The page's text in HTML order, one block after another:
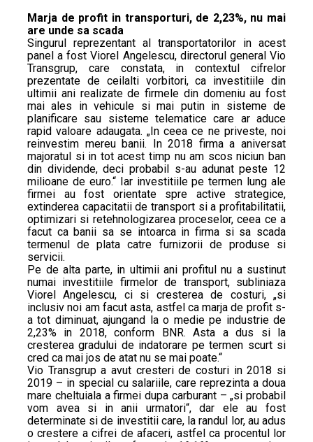
Marja de profit in transporturi, de 2,23%, nu mai
are unde sa scada
Singurul reprezentant al transportatorilor in acest
panel a fost Viorel Angelescu, directorul general Vio
Transgrup, care constata, in contextul cifrelor
prezentate de ceilalti vorbitori, ca investitiile din
ultimii ani realizate de firmele din domeniu au fost
mai ales in vehicule si mai putin in sisteme de
planificare sau sisteme telematice care ar aduce
rapid valoare adaugata. „In ceea ce ne priveste, noi
reinvestim mereu banii. In 2018 firma a aniversat
majoratul si in tot acest timp nu am scos niciun ban
din dividende, deci probabil s-au adunat peste 12
milioane de euro.“ Iar investitiile pe termen lung ale
firmei au fost orientate spre active strategice,
extinderea capacitatii de transport si a profitabilitatii,
optimizari si retehnologizarea proceselor, ceea ce a
facut ca banii sa se intoarca in firma si sa scada
termenul de plata catre furnizorii de produse si
servicii.
Pe de alta parte, in ultimii ani profitul nu a sustinut
numai investitiile firmelor de transport, subliniaza
Viorel Angelescu, ci si cresterea de costuri, „si
inclusiv noi am facut asta, astfel ca marja de profit s-
a tot diminuat, ajungand la o medie pe industrie de
2,23% in 2018, conform BNR. Asta a dus si la
cresterea gradului de indatorare pe termen scurt si
cred ca mai jos de atat nu se mai poate.“
Vio Transgrup a avut cresteri de costuri in 2018 si
2019 – in special cu salariile, care reprezinta a doua
mare cheltuiala a firmei dupa carburant – „si probabil
vom avea si in anii urmatori“, dar ele au fost
determinate si de investitii care, la randul lor, au adus
o crestere a cifrei de afaceri, astfel ca procentul lor